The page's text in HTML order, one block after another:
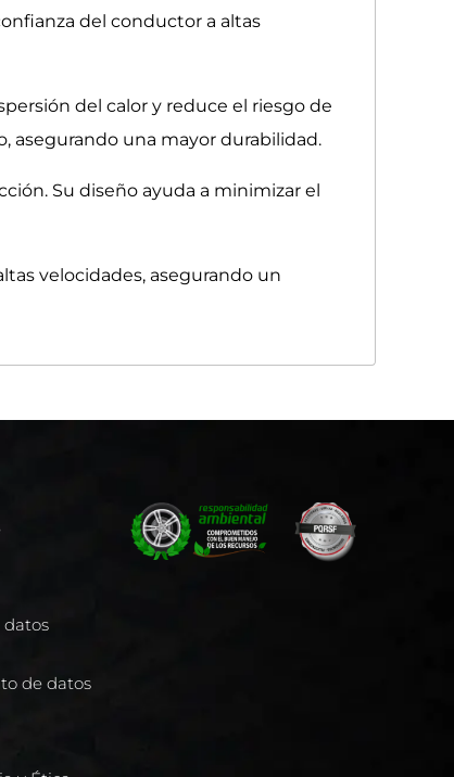
del conductor a altas
del calor y reduce el riesgo de
asegurando una mayor durabilidad.
Su diseño ayuda a minimizar el
velocidades, asegurando un
de datos